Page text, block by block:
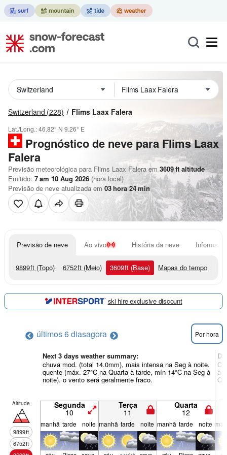
Switzerland (228) Flims Laax Falera
Lat./Long.:46.82° N 9.26° E
Prognóstico de neve para Flims Laax
Falera
Previsão meteorológica para Flims Laax Falera em 3609ftaltitude
Emitido: 7 am 10 Aug 2026 (hora local)
Previsão de neve atualizada em 03hora24min
Previsão de neve Ao vivo História da neve
9899ft (Topo) 6752ft (Meio) 3609ft (Base) Mapas do tempo
ski hire exclusive discount
últimos 6 diasagora Por hora
Next 3 days weather summary:
chuva mod. (total 14.0mm), mais intensa na Seg à noite.
quente (máx. 27°C na Quarta à tarde, mín 14°C na Seg à
noite). o vento será geralmente fraco.
à
Altitude
9899ft
6752ft
Segunda
10
Terça
11
Quarta
12
manhã tarde noite manhã tarde noite manhã tarde noite